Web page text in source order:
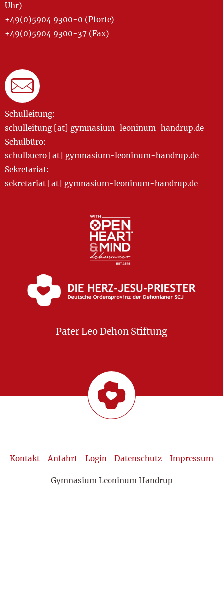
Uhr)
+49(0)5904 9300-0 (Pforte)
+49(0)5904 9300-37 (Fax)
Schulleitung:
schulleitung [at] gymnasium-leoninum-handrup.de
Schulbüro:
schulbuero [at] gymnasium-leoninum-handrup.de
Sekretariat:
sekretariat [at] gymnasium-leoninum-handrup.de
Pater Leo Dehon Stiftung
Kontakt Anfahrt Login Datenschutz Impressum
Gymnasium Leoninum Handrup